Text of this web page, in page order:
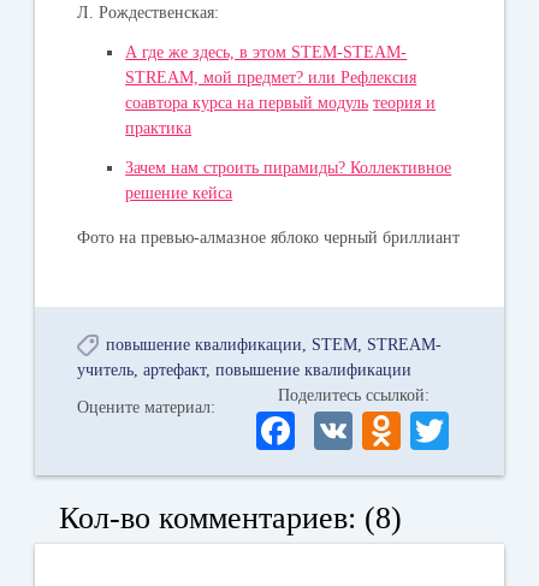
Л. Рождественская:
А где же здесь, в этом STEM-STEАM-
STREAM, мой предмет? или Рефлексия
соавтора курса на первый модуль теория и
практика
Зачем нам строить пирамиды? Коллективное
решение кейса
Фото на превью-алмазное яблоко черный бриллиант
повышение квалификации STEM STREAM-
учитель артефакт повышение квалификации
Оцените материал:
Поделитесь ссылкой:
Fa
ce
bo
ok
V
K
O
dn
la
wi
r
Кол-во комментариев: (8)